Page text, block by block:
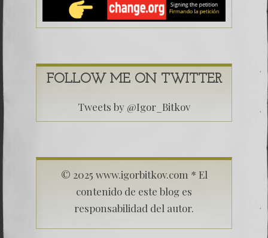
FOLLOW ME ON TWITTER
Tweets by @Igor_Bitkov
© 2025 www.igorbitkov.com * El
contenido de este blog es
responsabilidad del autor.